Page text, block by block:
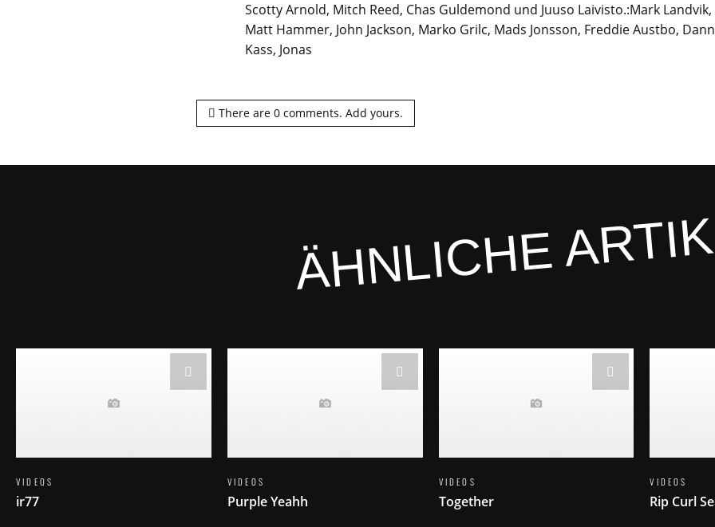
Scotty Arnold, Mitch Reed, Chas Guldemond und Juuso Laivisto.:Mark Landvik,
Matt Hammer, John Jackson, Marko Grilc, Mads Jonsson, Freddie Austbo,
Kass, Jonas
There are0 comments.Add yours.
ÄHNLICHE
VIDEOS
ir77
VIDEOS
Purple Yeahh
VIDEOS
Together
VIDEOS
Rip Curl